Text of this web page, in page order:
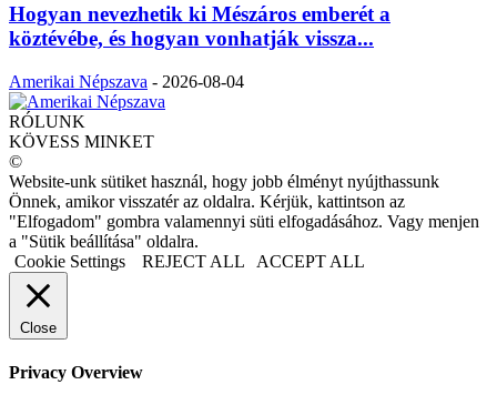
Hogyan nevezhetik ki Mészáros emberét a
köztévébe, és hogyan vonhatják vissza...
Amerikai Népszava - 2026-08-04
RÓLUNK
KÖVESS MINKET
©
Website-unk sütiket használ, hogy jobb élményt nyújthassunk
Önnek, amikor visszatér az oldalra. Kérjük, kattintson az
"Elfogadom" gombra valamennyi süti elfogadásához. Vagy menjen
a "Sütik beállítása" oldalra.
Cookie Settings
REJECT ALL ACCEPT ALL
Close
Privacy Overview